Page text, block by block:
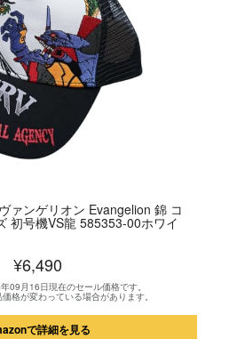
ァンゲリオン Evangelion 錦 コ
初号機VS龍 585353-00ホワイ
¥6,490
09月16日現在のセール価格です。
格が変わっている場合があります。
で詳細を見る